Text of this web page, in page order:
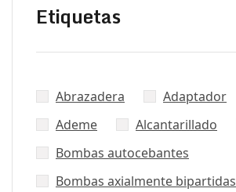
Etiquetas
Abrazadera
Adaptador
Ademe
Alcantarillado
Bombas autocebantes
Bombas axialmente bipartidas